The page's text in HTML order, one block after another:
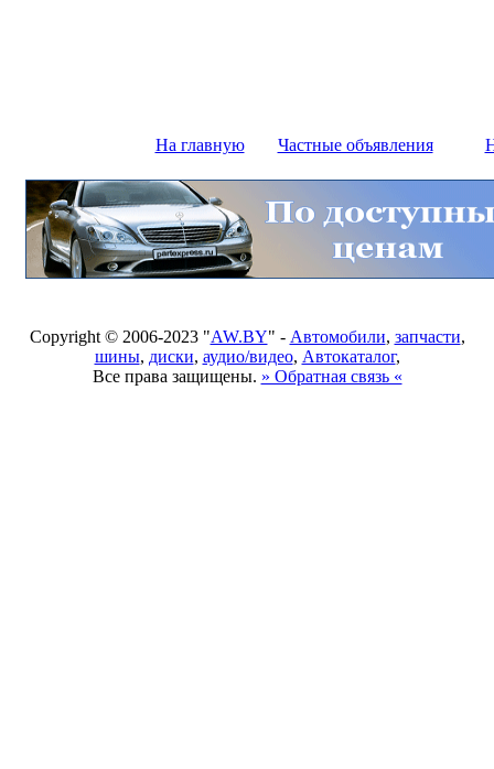
На главную Частные объявления
Copyright © 2006-2023 "AW.BY" - Автомобили, запчасти,
шины, диски, аудио/видео, Автокаталог,
Все права защищены. » Обратная связь «